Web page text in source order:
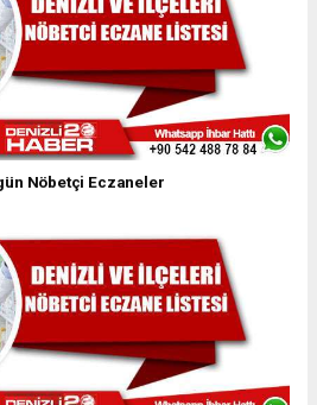
Nöbetçi Eczaneler